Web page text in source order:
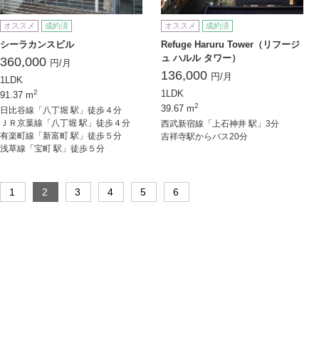
オススメ 成約済
シーラカンスビル
360,000 円/月
1LDK
91.37 m2
日比谷線「八丁堀 駅」徒歩４分
ＪＲ京葉線「八丁堀 駅」徒歩４分
有楽町線「新富町 駅」徒歩５分
浅草線「宝町 駅」徒歩５分
オススメ 成約済
Refuge Haruru Tower（リフージ
ュ ハルル タワー）
136,000 円/月
1LDK
39.67 m2
西武新宿線「上石神井 駅」3分
吉祥寺駅からバス20分